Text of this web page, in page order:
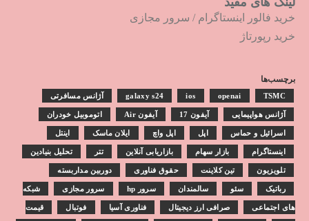
خرید فالور اینستاگرام / سرور مجازی
خرید رپورتاژ
برچسب‌ها
galaxy s24 ios openai TSMC آژانس مسافرتی
آژانس هواپیمایی آیفون 17 آیفون Air اتوموبیل خودران
اسرائیل و حماس اپل اپل واچ ایلان ماسک اینتل
اینستاگرام بازار سهام بازاریابی آنلاین تتر تحلیل بنیادین
تلویزیون تین کلاینت حقوق فناوری دوربین مداربسته
رباتیک سئو سالمندان سرور hp سرور مجازی شبکه
های اجتماعی صرافی ارز دیجیتال فناوری آسیا فوتبال قیمت